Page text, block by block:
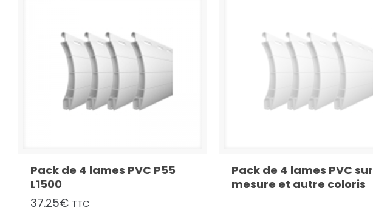
Pack de 4 lames PVC P55
L1500
37.25€ TTC
Pack de 4 lames PVC sur
mesure et autre coloris